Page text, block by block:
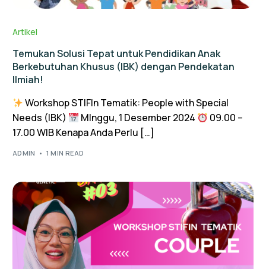
Artikel
Temukan Solusi Tepat untuk Pendidikan Anak
Berkebutuhan Khusus (IBK) dengan Pendekatan
Ilmiah!
Workshop STIFIn Tematik: People with Special
Needs (IBK)
MInggu, 1 Desember 2024
09.00 –
17.00 WIB Kenapa Anda Perlu […]
ADMIN 1 MIN READ